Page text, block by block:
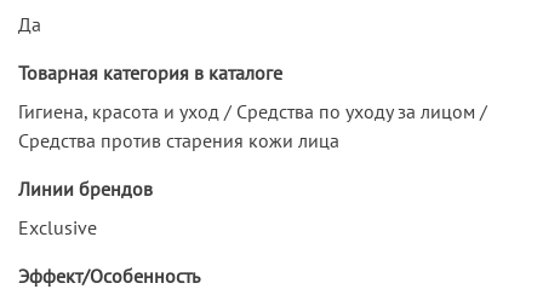
Да
Товарная категория в каталоге
Гигиена, красота и уход / Средства по уходу за лицом /
Средства против старения кожи лица
Линии брендов
Exclusive
Эффект/Особенность